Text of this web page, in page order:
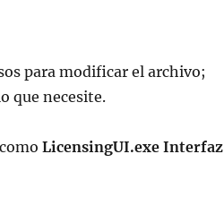
para modificar el archivo;
que necesite.
LicensingUI.exe Interfaz